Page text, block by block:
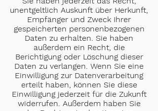
unentgeltlich Auskunft über Herkunft,
Empfänger und Zweck Ihrer
gespeicherten personenbezogenen
Daten zu erhalten. Sie haben
außerdem ein Recht, die
Berichtigung oder Löschung dieser
Daten zu verlangen. Wenn Sie eine
Einwilligung zur Datenverarbeitung
erteilt haben, können Sie diese
Einwilligung jederzeit für die Zukunft
widerrufen. Außerdem haben Sie